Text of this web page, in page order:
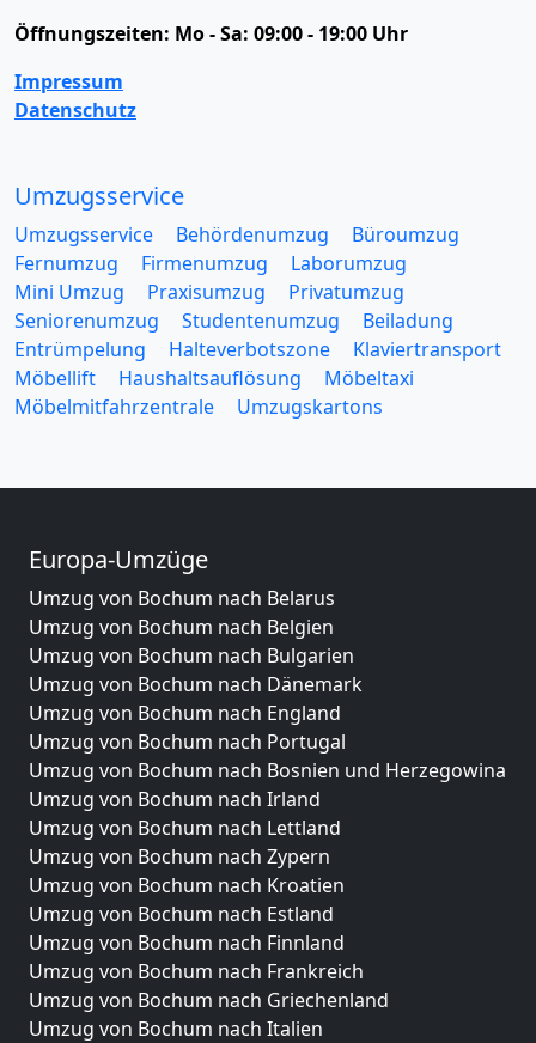
Öffnungszeiten: Mo - Sa: 09:00 - 19:00 Uhr
Impressum
Datenschutz
Umzugsservice
Umzugsservice Behördenumzug
Büroumzug
Fernumzug
Firmenumzug
Laborumzug
Mini Umzug
Praxisumzug
Privatumzug
Seniorenumzug
Studentenumzug
Beiladung
Entrümpelung
Halteverbotszone
Klaviertransport
Möbellift
Haushaltsauflösung
Möbeltaxi
Möbelmitfahrzentrale
Umzugskartons
Europa-Umzüge
Umzug von Bochum nach Belarus
Umzug von Bochum nach Belgien
Umzug von Bochum nach Bulgarien
Umzug von Bochum nach Dänemark
Umzug von Bochum nach England
Umzug von Bochum nach Portugal
Umzug von Bochum nach Bosnien und Herzegowina
Umzug von Bochum nach Irland
Umzug von Bochum nach Lettland
Umzug von Bochum nach Zypern
Umzug von Bochum nach Kroatien
Umzug von Bochum nach Estland
Umzug von Bochum nach Finnland
Umzug von Bochum nach Frankreich
Umzug von Bochum nach Griechenland
Umzug von Bochum nach Italien